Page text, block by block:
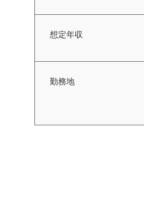
想定年収
勤務地